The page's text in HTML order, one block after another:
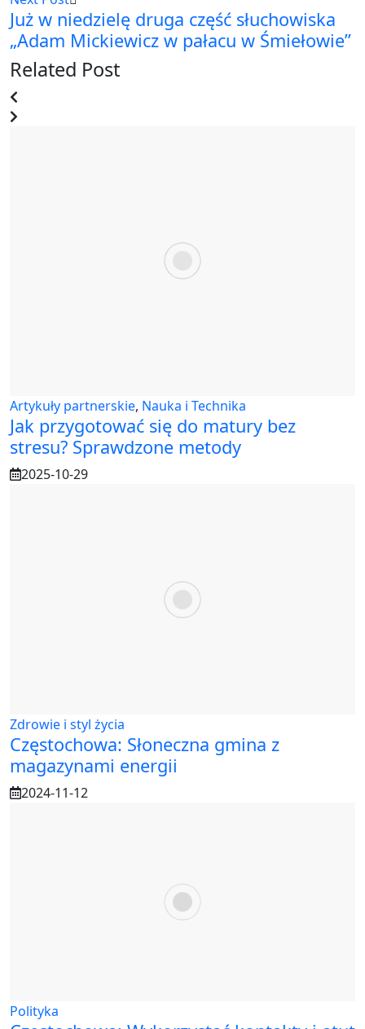
Już w niedzielę druga część słuchowiska
„Adam Mickiewicz w pałacu w Śmiełowie”
Related Post
Artykuły partnerskie, Nauka i Technika
Jak przygotować się do matury bez
stresu? Sprawdzone metody
2025-10-29
Zdrowie i styl życia
Częstochowa: Słoneczna gmina z
magazynami energii
2024-11-12
Polityka